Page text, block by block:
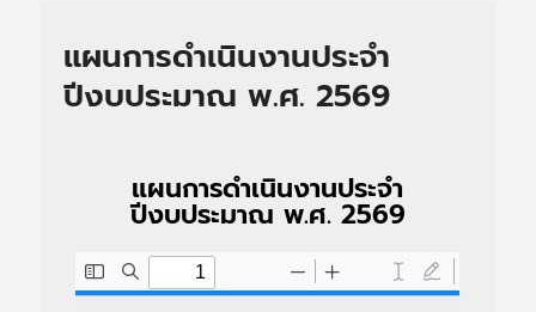
แผนการดำเนินงานประจำ
ปีงบประมาณ พ.ศ. 2569
แผนการดำเนินงานประจำ
ปีงบประมาณ พ.ศ. 2569